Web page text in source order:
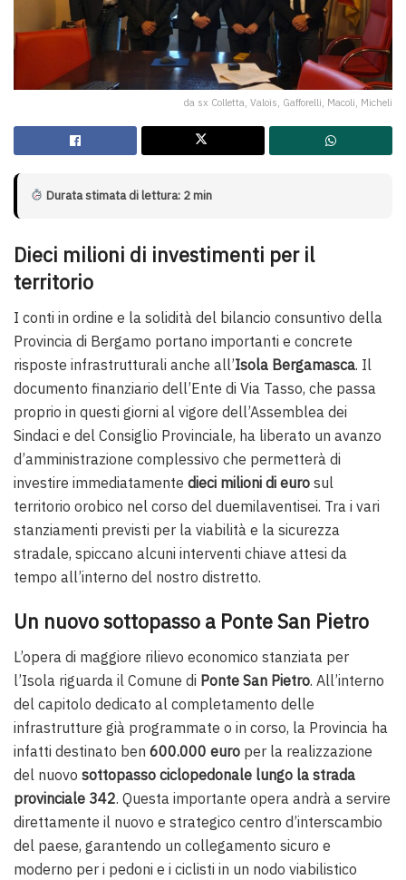
da sx Colletta, Valois, Gafforelli, Macoli, Micheli
Durata stimata di lettura: 2 min
Dieci milioni di investimenti per il
territorio
I conti in ordine e la solidità del bilancio consuntivo della
Provincia di Bergamo portano importanti e concrete
risposte infrastrutturali anche all’Isola Bergamasca. Il
documento finanziario dell’Ente di Via Tasso, che passa
proprio in questi giorni al vigore dell’Assemblea dei
Sindaci e del Consiglio Provinciale, ha liberato un avanzo
d’amministrazione complessivo che permetterà di
investire immediatamente dieci milioni di euro sul
territorio orobico nel corso del duemilaventisei. Tra i vari
stanziamenti previsti per la viabilità e la sicurezza
stradale, spiccano alcuni interventi chiave attesi da
tempo all’interno del nostro distretto.
Un nuovo sottopasso a Ponte San Pietro
L’opera di maggiore rilievo economico stanziata per
l’Isola riguarda il Comune di Ponte San Pietro. All’interno
del capitolo dedicato al completamento delle
infrastrutture già programmate o in corso, la Provincia ha
infatti destinato ben 600.000 euro per la realizzazione
del nuovo sottopasso ciclopedonale lungo la strada
provinciale 342. Questa importante opera andrà a servire
direttamente il nuovo e strategico centro d’interscambio
del paese, garantendo un collegamento sicuro e
moderno per i pedoni e i ciclisti in un nodo viabilistico